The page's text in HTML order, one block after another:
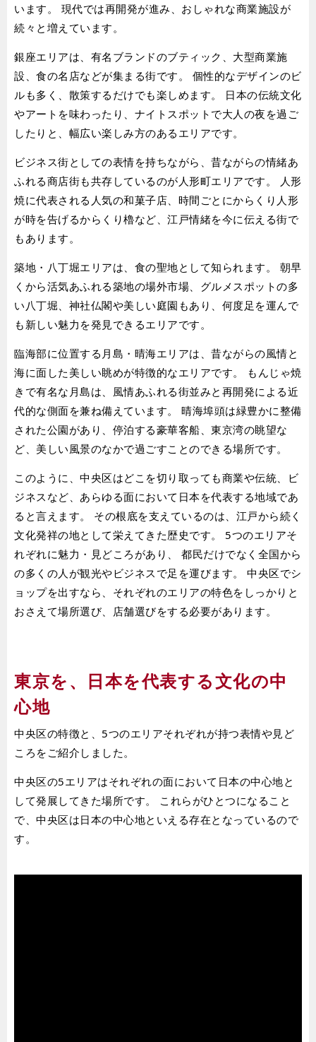
います。 現代では再開発が進み、おしゃれな商業施設が
続々と増えています。
銀座エリアは、有名ブランドのブティック、大型商業施
設、食の名店などが集まる街です。 個性的なデザインのビ
ルも多く、散策するだけでも楽しめます。 日本の伝統文化
やアートを味わったり、ナイトスポットで大人の夜を過ご
したりと、幅広い楽しみ方のあるエリアです。
ビジネス街としての表情を持ちながら、昔ながらの情緒あ
ふれる商店街も共存しているのが人形町エリアです。 人形
焼に代表される人気の和菓子店、時間ごとにからくり人形
が時を告げるからくり櫓など、江戸情緒を今に伝える街で
もあります。
築地・八丁堀エリアは、食の聖地として知られます。 朝早
くから活気あふれる築地の場外市場、グルメスポットの多
い八丁堀、神社仏閣や美しい庭園もあり、何度足を運んで
も新しい魅力を発見できるエリアです。
臨海部に位置する月島・晴海エリアは、昔ながらの風情と
海に面した美しい眺めが特徴的なエリアです。 もんじゃ焼
きで有名な月島は、風情あふれる街並みと再開発による近
代的な側面を兼ね備えています。 晴海埠頭は緑豊かに整備
された公園があり、停泊する豪華客船、東京湾の眺望な
ど、美しい風景のなかで過ごすことのできる場所です。
このように、中央区はどこを切り取っても商業や伝統、ビ
ジネスなど、あらゆる面において日本を代表する地域であ
ると言えます。 その根底を支えているのは、江戸から続く
文化発祥の地として栄えてきた歴史です。 5つのエリアそ
れぞれに魅力・見どころがあり、 都民だけでなく全国から
の多くの人が観光やビジネスで足を運びます。 中央区でシ
ョップを出すなら、それぞれのエリアの特色をしっかりと
おさえて場所選び、店舗選びをする必要があります。
東京を、日本を代表する文化の中
心地
中央区の特徴と、5つのエリアそれぞれが持つ表情や見ど
ころをご紹介しました。
中央区の5エリアはそれぞれの面において日本の中心地と
して発展してきた場所です。 これらがひとつになること
で、中央区は日本の中心地といえる存在となっているので
す。